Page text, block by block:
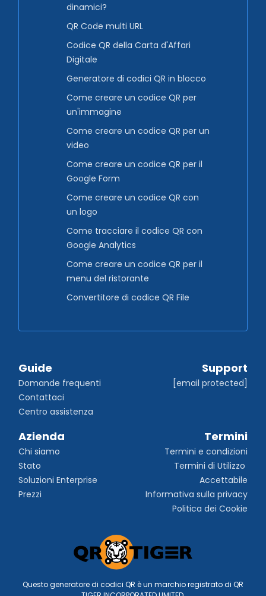
dinamici?
QR Code multi URL
Codice QR della Carta d'Affari
Digitale
Generatore di codici QR in blocco
Come creare un codice QR per
un'immagine
Come creare un codice QR per un
video
Come creare un codice QR per il
Google Form
Come creare un codice QR con
un logo
Come tracciare il codice QR con
Google Analytics
Come creare un codice QR per il
menu del ristorante
Convertitore di codice QR File
Guide
Domande frequenti
Contattaci
Centro assistenza
Support
[email protected]
Azienda
Chi siamo
Stato
Soluzioni Enterprise
Prezzi
Termini
Termini e condizioni
Termini di Utilizzo
Accettabile
Informativa sulla privacy
Politica dei Cookie
Questo generatore di codici QR è un marchio registrato di QR